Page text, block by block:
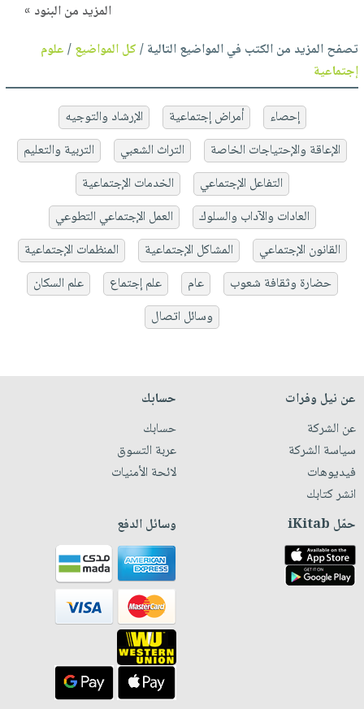
المزيد من البنود »
تصفح المزيد من الكتب في المواضيع التالية /كل المواضيع/علوم
إجتماعية
إحصاء أمراض إجتماعية
الإرشاد والتوجيه
الإعاقة والإحتياجات الخاصة
التراث الشعبي
التربية والتعليم
التفاعل الإجتماعي
الخدمات الإجتماعية
العادات والآداب والسلوك
العمل الإجتماعي التطوعي
القانون الإجتماعي
المشاكل الإجتماعية
المنظمات الإجتماعية
حضارة وثقافة شعوب
عام علم إجتماع
علم السكان
وسائل اتصال
عن نيل وفرات
عن الشركة
سياسة الشركة
فيديوهات
انشر كتابك
حسابك
حسابك
عربة التسوق
لائحة الأمنيات
حمّل iKitab وسائل الدفع